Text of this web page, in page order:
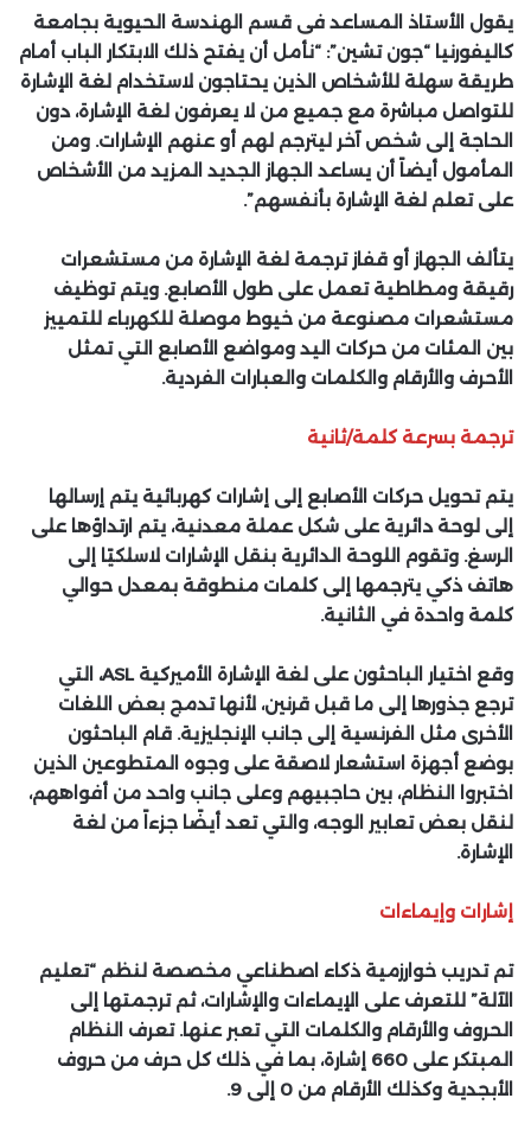
يقول الأستاذ المساعد فى قسم الهندسة الحيوية بجامعة
كاليفورنيا “جون تشين”: “نأمل أن يفتح ذلك الابتكار الباب أمام
طريقة سهلة للأشخاص الذين يحتاجون لاستخدام لغة الإشارة
للتواصل مباشرة مع جميع من لا يعرفون لغة الإشارة، دون
الحاجة إلى شخص آخر ليترجم لهم أو عنهم الإشارات. ومن
المأمول أيضاً أن يساعد الجهاز الجديد المزيد من الأشخاص
على تعلم لغة الإشارة بأنفسهم”.
يتألف الجهاز أو قفاز ترجمة لغة الإشارة من مستشعرات
رقيقة ومطاطية تعمل على طول الأصابع. ويتم توظيف
مستشعرات مصنوعة من خيوط موصلة للكهرباء للتمييز
بين المئات من حركات اليد ومواضع الأصابع التي تمثل
الأحرف والأرقام والكلمات والعبارات الفردية.
ترجمة بسرعة كلمة/ثانية
يتم تحويل حركات الأصابع إلى إشارات كهربائية يتم إرسالها
إلى لوحة دائرية على شكل عملة معدنية، يتم ارتداؤها على
الرسغ. وتقوم اللوحة الدائرية بنقل الإشارات لاسلكيًا إلى
هاتف ذكي يترجمها إلى كلمات منطوقة بمعدل حوالي
كلمة واحدة في الثانية.
وقع اختيار الباحثون على لغة الإشارة الأميركيةASL، التي
ترجع جذورها إلى ما قبل قرنين، لأنها تدمج بعض اللغات
الأخرى مثل الفرنسية إلى جانب الإنجليزية. قام الباحثون
بوضع أجهزة استشعار لاصقة على وجوه المتطوعين الذين
اختبروا النظام، بين حاجبيهم وعلى جانب واحد من أفواههم،
لنقل بعض تعابير الوجه، والتي تعد أيضًا جزءاً من لغة
الإشارة.
إشارات وإيماءات
تم تدريب خوارزمية ذكاء اصطناعي مخصصة لنظم “تعليم
الآلة” للتعرف على الإيماءات والإشارات، ثم ترجمتها إلى
الحروف والأرقام والكلمات التي تعبر عنها. تعرف النظام
المبتكر على 660 إشارة، بما في ذلك كل حرف من حروف
الأبجدية وكذلك الأرقام من 0 إلى 9.